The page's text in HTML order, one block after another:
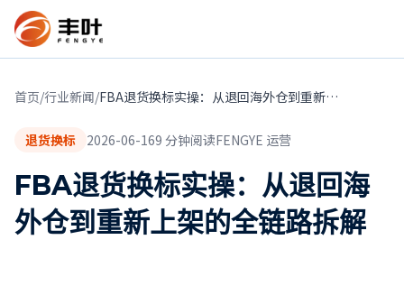
首页/行业新闻/ FBA退货换标实操：从退回海外仓到重新上架的全链路拆解
退货换标 2026-06-169 分钟阅读FENGYE 运营
FBA退货换标实操：从退回海
外仓到重新上架的全链路拆解